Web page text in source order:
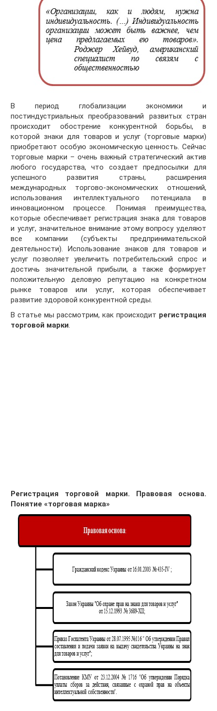
В период глобализации экономики и
постиндустриальных преобразований развитых стран
происходит обострение конкурентной борьбы, в
которой знаки для товаров и услуг (торговые марки)
приобретают особую экономическую ценность. Сейчас
торговые марки – очень важный стратегический актив
любого государства, что создает предпосылки для
успешного развития страны, расширения
международных торгово-экономических отношений,
использования интеллектуального потенциала в
инновационном процессе. Понимая преимущества,
которые обеспечивает регистрация знака для товаров
и услуг, значительное внимание этому вопросу уделяют
все компании (субъекты предпринимательской
деятельности). Использование знаков для товаров и
услуг позволяет увеличить потребительский спрос и
достичь значительной прибыли, а также формирует
положительную деловую репутацию на конкретном
рынке товаров или услуг, которая обеспечивает
развитие здоровой конкурентной среды.
В статье мы рассмотрим, как происходит регистрация
торговой марки.
Регистрация торговой марки. Правовая основа.
Понятие «торговая марка»